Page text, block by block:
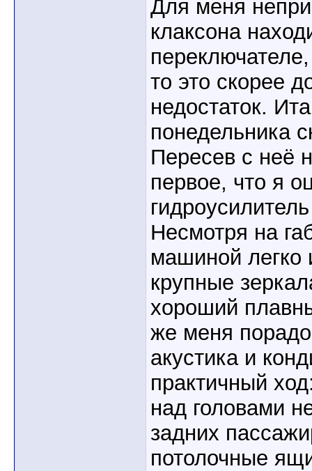
Для меня
клаксона
то это скорее
недостаток.
понедельника
Пересев с неё
первое, что я
Несмотря на
машиной легко
крупные
хороший
же меня
акустика и
практичный
над головами
задних
потолочные